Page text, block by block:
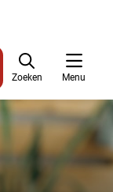
Menu
Zoeken